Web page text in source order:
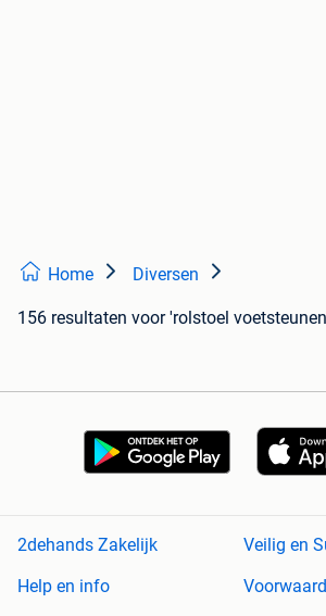
Home Diversen
156 resultaten voor 'rolstoel
2dehands Zakelijk
Veilig en
Help en info